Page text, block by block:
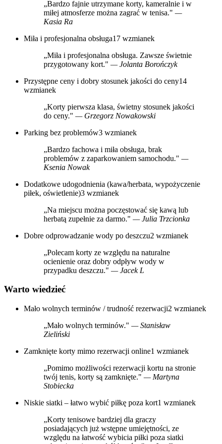
„Bardzo fajnie utrzymane korty, kameralnie i w
miłej atmosferze można zagrać w tenisa." —
Kasia Ra
Miła i profesjonalna obsługa17 wzmianek
„Miła i profesjonalna obsługa. Zawsze świetnie
przygotowany kort." — Jolanta Borończyk
Przystępne ceny i dobry stosunek jakości do ceny14
wzmianek
„Korty pierwsza klasa, świetny stosunek jakości
do ceny." — Grzegorz Nowakowski
Parking bez problemów3 wzmianek
„Bardzo fachowa i miła obsługa, brak
problemów z zaparkowaniem samochodu." —
Ksenia Nowak
Dodatkowe udogodnienia (kawa/herbata, wypożyczenie
piłek, oświetlenie)3 wzmianek
„Na miejscu można poczęstować się kawą lub
herbatą zupełnie za darmo." — Julia Trzcionka
Dobre odprowadzanie wody po deszczu2 wzmianek
„Polecam korty ze względu na naturalne
ocienienie oraz dobry odpływ wody w
przypadku deszczu." — Jacek L
Warto wiedzieć
Mało wolnych terminów / trudność rezerwacji2 wzmianek
„Mało wolnych terminów." — Stanisław
Zieliński
Zamknięte korty mimo rezerwacji online1 wzmianek
„Pomimo możliwości rezerwacji kortu na stronie
twój tenis, korty są zamknięte." — Martyna
Stobiecka
Niskie siatki – łatwo wybić piłkę poza kort1 wzmianek
„Korty tenisowe bardziej dla graczy
posiadających już wstępne umiejętności, ze
względu na łatwość wybicia piłki poza siatki